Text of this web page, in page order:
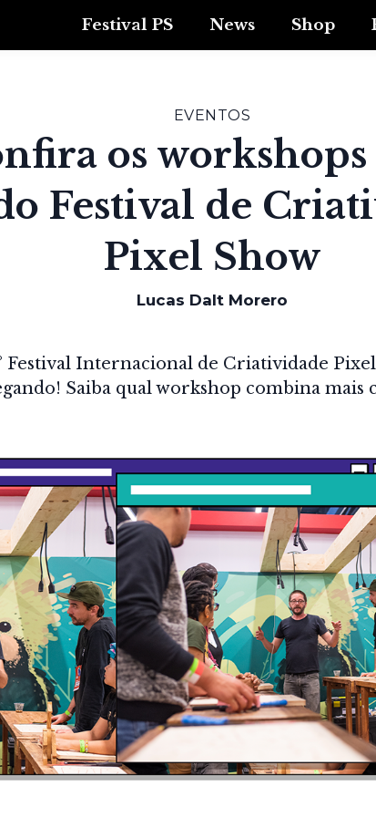
Festival PS News Shop
EVENTOS
os workshops
Festival de
Pixel Show
Lucas Dalt Morero
Festival Internacional de Criatividade
Saiba qual workshop combina mais